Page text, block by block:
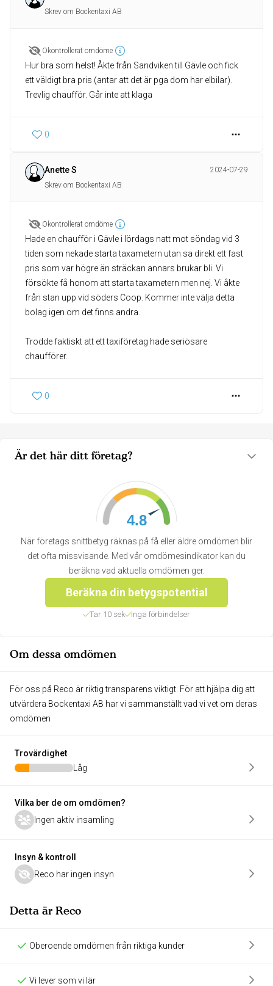
Är det här ditt företag?
4.8
När företags snittbetyg räknas på få eller äldre omdömen blir
det ofta missvisande. Med vår omdömesindikator kan du
beräkna vad aktuella omdömen ger.
Beräkna din betygspotential
Tar 10 sek Inga förbindelser
Om dessa omdömen
För oss på Reco är riktig transparens viktigt. För att hjälpa dig att
utvärdera Bockentaxi AB har vi sammanställt vad vi vet om deras
omdömen
Trovärdighet
Låg
Vilka ber de om omdömen?
Ingen aktiv insamling
Insyn & kontroll
Reco har ingen insyn
Detta är Reco
Oberoende omdömen från riktiga kunder
Vi lever som vi lär
Skrev om Bockentaxi AB
Okontrollerat omdöme
Hur bra som helst! Åkte från Sandviken till Gävle och fick
ett väldigt bra pris (antar att det är pga dom har elbilar).
Trevlig chaufför. Går inte att klaga
0
Anette S
2024-07-29
Skrev om Bockentaxi AB
Okontrollerat omdöme
Hade en chaufför i Gävle i lördags natt mot söndag vid 3
tiden som nekade starta taxametern utan sa direkt ett fast
pris som var högre än sträckan annars brukar bli. Vi
försökte få honom att starta taxametern men nej. Vi åkte
från stan upp vid söders Coop. Kommer inte välja detta
bolag igen om det finns andra.
Trodde faktiskt att ett taxiföretag hade seriösare
chaufförer.
0